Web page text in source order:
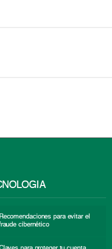
Recomendaciones para evitar el
cibernético